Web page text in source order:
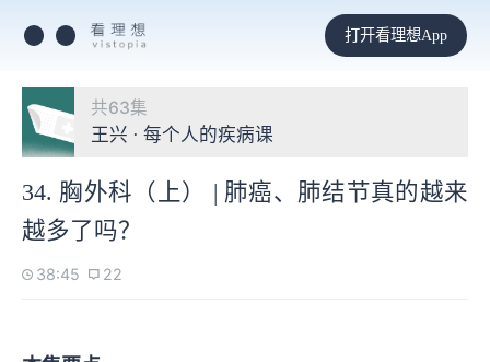
打开看理想App
共63集
王兴 · 每个人的疾病课
34. 胸外科（上） | 肺癌、肺结节真的越来
越多了吗？
38:45 22